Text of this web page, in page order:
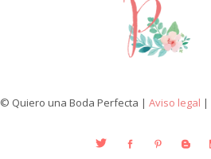
© Quiero una Boda Perfecta | Aviso legal |